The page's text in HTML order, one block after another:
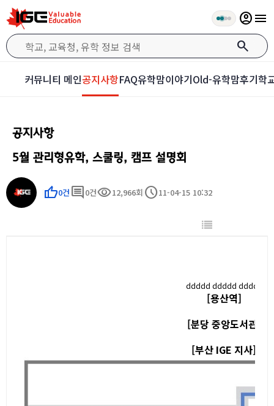
search
account_circlemenu
커뮤니티 메인공지사항FAQ유학맘이야기Old-유학맘후기학
공지사항
5월 관리형유학, 스쿨링, 캠프 설명회
thumb_up0건 comment 0건visibility12,966회 schedule11-04-15 10:32
ddddd ddddd dddd3
[용산역]
[분당 중앙도서관]
[부산 IGE 지사]